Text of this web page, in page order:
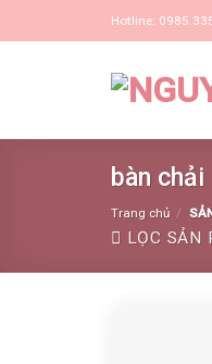
to
Hotline:
bàn chải
Trang chủ /
LỌC SẢN